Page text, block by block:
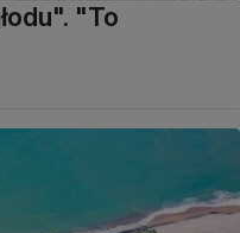
"To